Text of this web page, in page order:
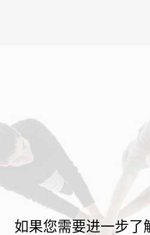
如果您需要进一步了